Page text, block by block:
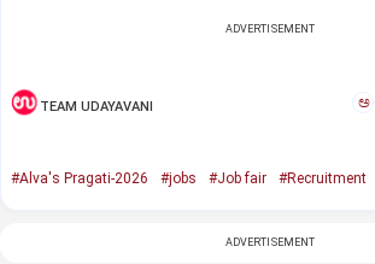
ADVERTISEMENT
TEAM UDAYAVANI ಅ
#Alva's Pragati-2026 #jobs #Job fair #Recruitment
ADVERTISEMENT